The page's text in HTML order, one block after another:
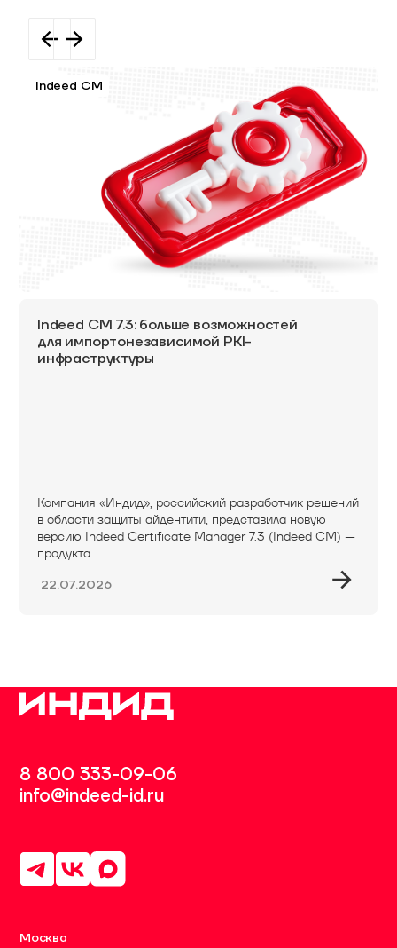
Indeed CM
Indeed CM 7.3: больше возможностей
для импортонезависимой PKI-
инфраструктуры
Компания «Индид», российский разработчик решений
в области защиты айдентити, представила новую
версию Indeed Certificate Manager 7.3 (Indeed CM) —
продукта...
22.07.2026
8 800 333-09-06
info@indeed-id.ru
Москва